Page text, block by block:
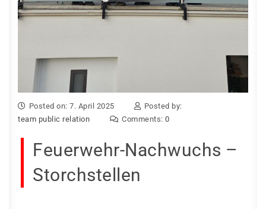
Posted on: 7. April 2025
Posted by:
team public relation
Comments: 0
Feuerwehr-Nachwuchs –
Storchstellen